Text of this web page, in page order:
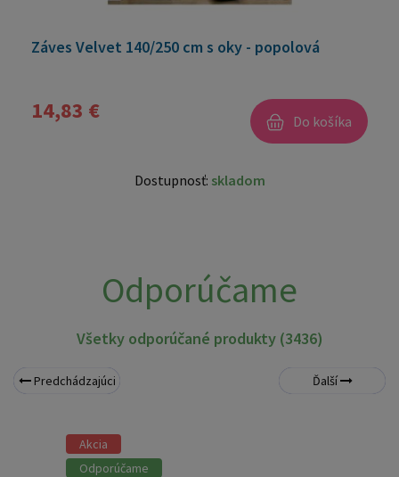
Záves Velvet 140/250 cm s oky - popolová
14,83 € Do košíka
Dostupnosť: skladom
Odporúčame
Všetky odporúčané produkty (3436)
Predchádzajúci Ďalší
Akcia
Odporúčame